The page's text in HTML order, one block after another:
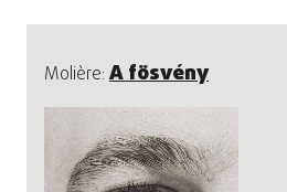
Molière: A fösvény